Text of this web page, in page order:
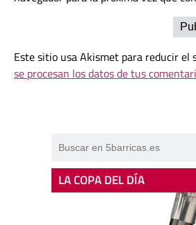
Este sitio usa Akismet para reducir el
se procesan los datos de tus
LA COPA DEL DÍA